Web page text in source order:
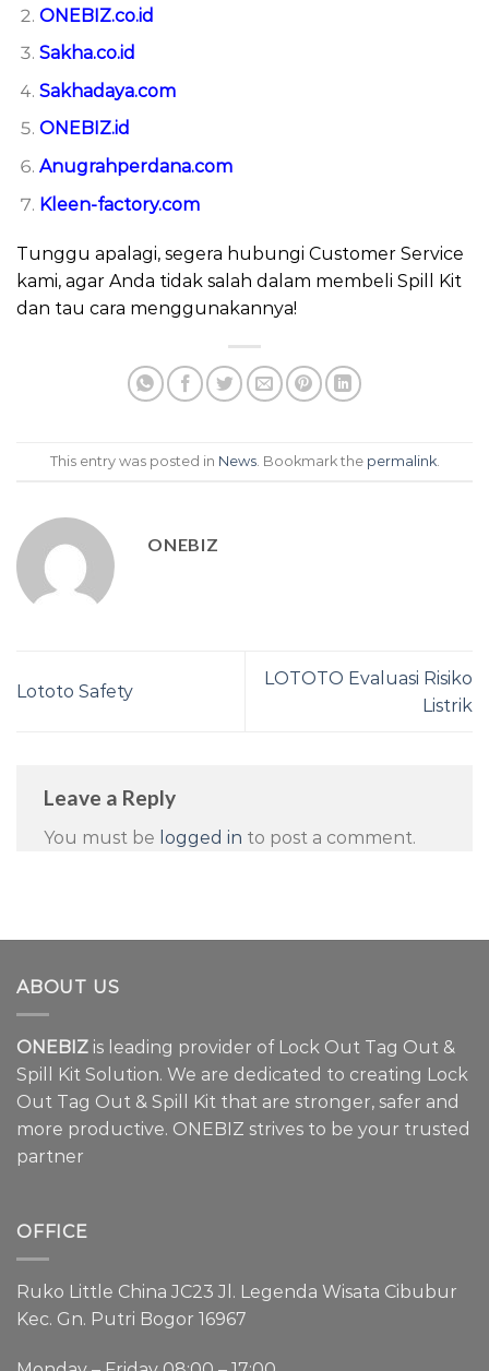
ONEBIZ.co.id
Sakha.co.id
Sakhadaya.com
ONEBIZ.id
Anugrahperdana.com
Kleen-factory.com
Tunggu apalagi, segera hubungi Customer Service
kami, agar Anda tidak salah dalam membeli Spill Kit
dan tau cara menggunakannya!
This entry was posted in News. Bookmark the permalink.
ONEBIZ
Lototo Safety
LOTOTO Evaluasi Risiko
Listrik
Leave a Reply
You must be logged in to post a comment.
ABOUT US
ONEBIZ is leading provider of Lock Out Tag Out &
Spill Kit Solution. We are dedicated to creating Lock
Out Tag Out & Spill Kit that are stronger, safer and
more productive. ONEBIZ strives to be your trusted
partner
OFFICE
Ruko Little China JC23 Jl. Legenda Wisata Cibubur
Kec. Gn. Putri Bogor 16967